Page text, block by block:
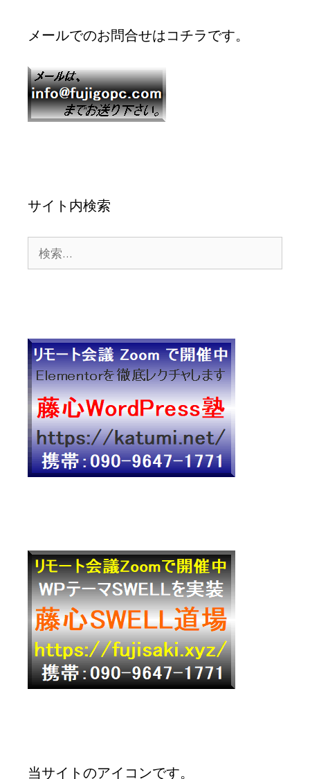
メールでのお問合せはコチラです。
サイト内検索
当サイトのアイコンです。